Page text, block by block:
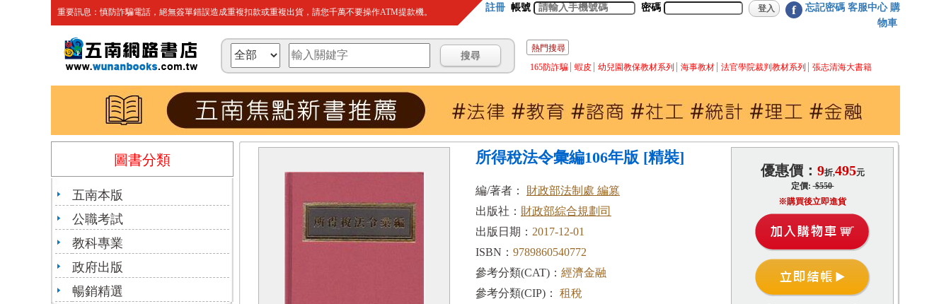
重要訊息：慎防詐騙電話，絕無簽單錯誤造成重複扣款或重複出貨，請您千萬不要操作ATM提款機。 註冊 帳號 密碼 f 忘記密碼 客服中心 購
物車
熱門搜尋
165防詐騙
蝦皮 幼兒園教保教材系列 海事教材 法官學院裁判教材系列 張志清海大書籍
圖書分類
五南本版
公職考試
教科專業
政府出版
暢銷精選
所得稅法令彙編106年版 [精裝]
編/著者： 財政部法制處 編篡
出版社： 財政部綜合規劃司
出版日期： 2017-12-01
ISBN： 9789860540772
參考分類(CAT)： 經濟金融
參考分類(CIP)：
租稅
優惠價： 9折,495元
定價:$550
※購買後立即進貨